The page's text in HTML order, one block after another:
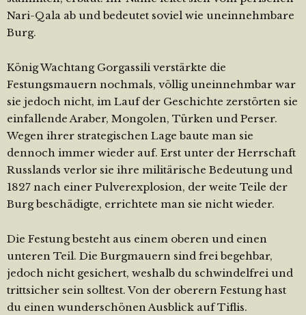
Nari-Qala ab und bedeutet soviel wie uneinnehmbare
Burg.
König Wachtang Gorgassili verstärkte die
Festungsmauern nochmals, völlig uneinnehmbar war
sie jedoch nicht, im Lauf der Geschichte zerstörten sie
einfallende Araber, Mongolen, Türken und Perser.
Wegen ihrer strategischen Lage baute man sie
dennoch immer wieder auf. Erst unter der Herrschaft
Russlands verlor sie ihre militärische Bedeutung und
1827 nach einer Pulverexplosion, der weite Teile der
Burg beschädigte, errichtete man sie nicht wieder.
Die Festung besteht aus einem oberen und einen
unteren Teil. Die Burgmauern sind frei begehbar,
jedoch nicht gesichert, weshalb du schwindelfrei und
trittsicher sein solltest. Von der oberern Festung hast
du einen wunderschönen Ausblick auf Tiflis.